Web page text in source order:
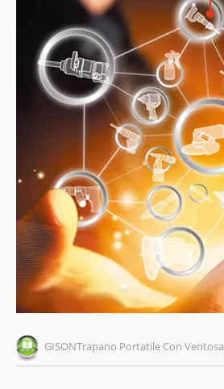
GISONTrapano Portatile Con Ventosa